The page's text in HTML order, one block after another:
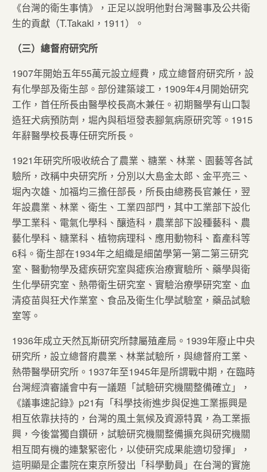
《台灣的衛生事情》，正足以說明他對台灣醫事及公共衛
生的貢獻（T.Takaki，1911）。
（三）總督府研究所
1907年開始五年55萬元設立經費，成立總督府研究所，設
有化學部及衛生部。部份建築竣工，1909年4月開始研究
工作，首任所長由醫學校長高木兼任。初期醫學有山口製
造狂犬病預防劑，堀內與稻垣發表腳氣病原研究等。1915
年辭醫學校長專任研究所長。
1921年研究所吸收統合了農業、糖業、林業、園藝等各試
驗所，改稱中央研究所，分別以大島金太郎、金平亮三、
堀內次雄、加福均三擔任部長，所長由總務長官兼任，翌
年設農業、林業、衛生、工業四部門，其中工業部下設化
學工業科、電氣化學科、釀造科，農業部下設種藝科、農
藝化學科、糖業科、植物病理科、應用動物科、畜產科等
6科。衛生部在1934年之組織是細菌學第一第二第三研究
室、醫動物學及瘧疾研究室與瘧疾治療實驗所、藥學與衛
生化學研究室、熱帶衛生研究室、實驗治療學研究室、血
清疫苗與狂犬作業室、食品及衛生化學試驗室，藥品試驗
室等。
1936年成立天然瓦斯研究所隸屬殖產局。1939年廢止中央
研究所，設立總督府農業、林業試驗所，與總督府工業、
熱帶醫學研究所。1937年至1945年是所謂戰中期，在臨時
台灣經濟審議會中有一議題「試驗研究機關整備確立」，
《議事速記錄》p21有「科學技術進步與促進工業振興是
相互依靠扶持的，台灣的風土氣候及資源特異，為工業振
興，今後當獨自鑽研，試驗研究機關整備擴充與研究機關
相互間有機的連繫緊密化，以使研究成果能適切發揮」，
這明顯是企畫院在東京所發出「科學動員」在台灣的實施